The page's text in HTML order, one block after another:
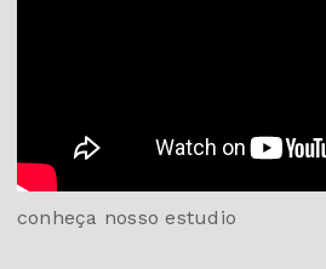
conheça nosso estudio